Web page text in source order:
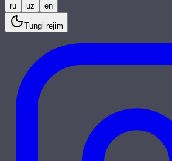
ru uz en
Tungi rejim